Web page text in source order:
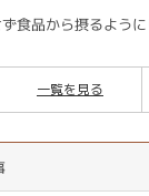
食品から摂るように
一覧を見る